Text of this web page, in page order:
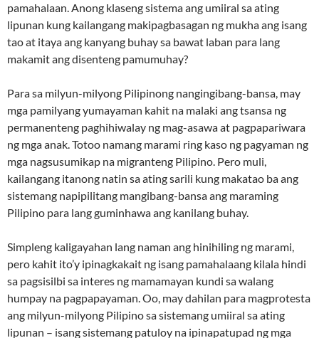
pamahalaan. Anong klaseng sistema ang umiiral sa ating
lipunan kung kailangang makipagbasagan ng mukha ang isang
tao at itaya ang kanyang buhay sa bawat laban para lang
makamit ang disenteng pamumuhay?
Para sa milyun-milyong Pilipinong nangingibang-bansa, may
mga pamilyang yumayaman kahit na malaki ang tsansa ng
permanenteng paghihiwalay ng mag-asawa at pagpapariwara
ng mga anak. Totoo namang marami ring kaso ng pagyaman ng
mga nagsusumikap na migranteng Pilipino. Pero muli,
kailangang itanong natin sa ating sarili kung makatao ba ang
sistemang napipilitang mangibang-bansa ang maraming
Pilipino para lang guminhawa ang kanilang buhay.
Simpleng kaligayahan lang naman ang hinihiling ng marami,
pero kahit ito’y ipinagkakait ng isang pamahalaang kilala hindi
sa pagsisilbi sa interes ng mamamayan kundi sa walang
humpay na pagpapayaman. Oo, may dahilan para magprotesta
ang milyun-milyong Pilipino sa sistemang umiiral sa ating
lipunan – isang sistemang patuloy na ipinapatupad ng mga